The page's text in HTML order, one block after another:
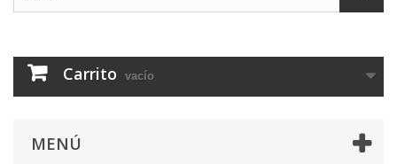
Carrito vacío
MENÚ